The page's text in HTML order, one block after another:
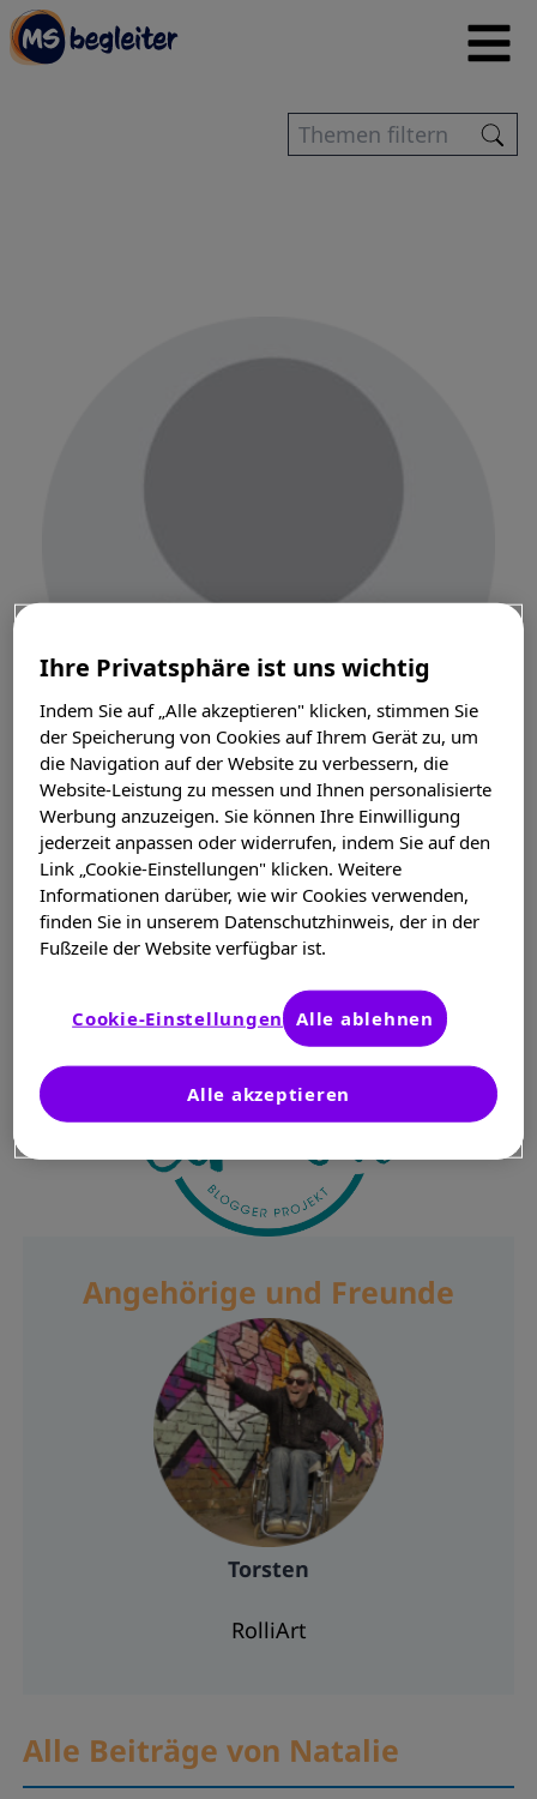
Natalie
Freundin von Torsten
Über mich
Angehörige und Freunde
Torsten
RolliArt
Alle Beiträge von Natalie
Ihre Privatsphäre ist uns wichtig
Indem Sie auf „Alle akzeptieren" klicken, stimmen Sie
der Speicherung von Cookies auf Ihrem Gerät zu, um
die Navigation auf der Website zu verbessern, die
Website-Leistung zu messen und Ihnen personalisierte
Werbung anzuzeigen. Sie können Ihre Einwilligung
jederzeit anpassen oder widerrufen, indem Sie auf den
Link „Cookie-Einstellungen" klicken. Weitere
Informationen darüber, wie wir Cookies verwenden,
finden Sie in unserem Datenschutzhinweis, der in der
Fußzeile der Website verfügbar ist.
Cookie-Einstellungen
Alle akzeptieren
Alle ablehnen